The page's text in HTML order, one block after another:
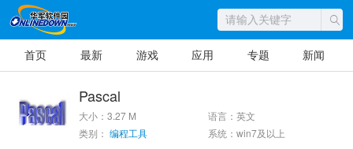
首页 最新 游戏 应用 专题 新闻
Pascal
大小：3.27 M
语言：英文
类别： 编程工具 系统：win7及以上